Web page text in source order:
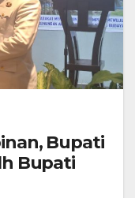
Bupati
Bupati